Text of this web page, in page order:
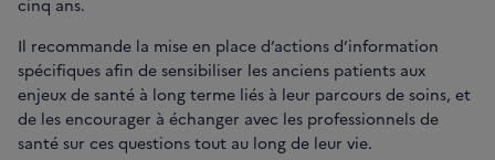
cinq ans.
Il recommande la mise en place d’actions d’information
spécifiques afin de sensibiliser les anciens patients aux
enjeux de santé à long terme liés à leur parcours de soins, et
de les encourager à échanger avec les professionnels de
santé sur ces questions tout au long de leur vie.